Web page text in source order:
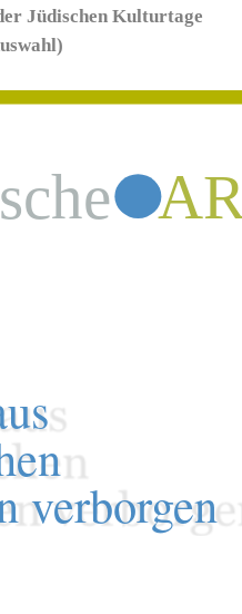
Jüdischen Kulturtage